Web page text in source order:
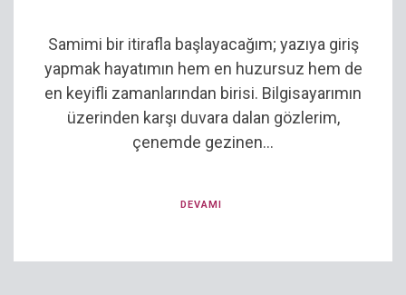
Samimi bir itirafla başlayacağım; yazıya giriş
yapmak hayatımın hem en huzursuz hem de
en keyifli zamanlarından birisi. Bilgisayarımın
üzerinden karşı duvara dalan gözlerim,
çenemde gezinen...
DEVAMI